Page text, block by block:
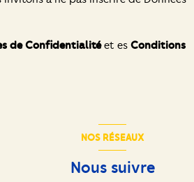
de Confidentialitéet es Conditions
NOS RÉSEAUX
Nous suivre